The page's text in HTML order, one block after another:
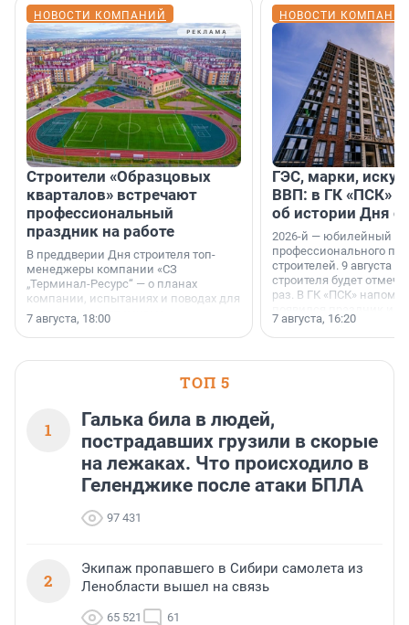
НОВОСТИ КОМПАНИЙ
Строители «Образцовых
кварталов» встречают
профессиональный
праздник на работе
В преддверии Дня строителя топ-
менеджеры компании «СЗ
„Терминал-Ресурс“ — о планах
компании, испытаниях и поводах для
осторожного оптимизма.
7 августа, 18:00
НОВОСТИ
ГЭС, марки,
ВВП: в ГК «ПСК»
об истории Дня
2026-й — юбилейный
профессионального
строителей. 9 августа
строителя будет
раз. В ГК «ПСК»
поменялась роль
7 августа, 16:20
ТОП 5
1
Галька била в людей,
пострадавших грузили в скорые
на лежаках. Что происходило в
Геленджике после атаки БПЛА
97 431
2
Экипаж пропавшего в Сибири самолета из
Ленобласти вышел на связь
65 521 61